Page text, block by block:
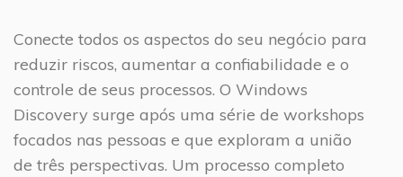
Conecte todos os aspectos do seu negócio para
reduzir riscos, aumentar a confiabilidade e o
controle de seus processos. O Windows
Discovery surge após uma série de workshops
focados nas pessoas e que exploram a união
de três perspectivas. Um processo completo